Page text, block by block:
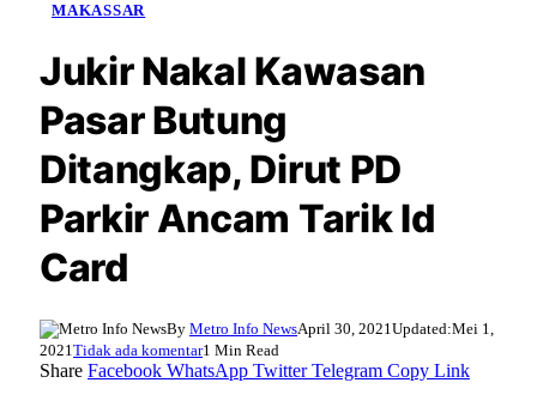
MAKASSAR
Jukir Nakal Kawasan
Pasar Butung
Ditangkap, Dirut PD
Parkir Ancam Tarik Id
Card
By Metro Info NewsApril 30, 2021 Updated:Mei 1,
2021 Tidak ada komentar1 Min Read
Share Facebook WhatsApp Twitter Telegram Copy Link